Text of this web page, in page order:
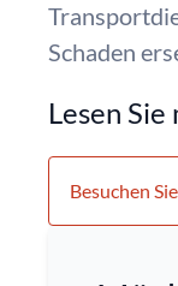
Schaden
Lesen
Besuchen